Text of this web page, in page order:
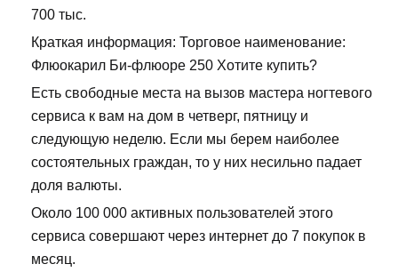
700 тыс.
Краткая информация: Торговое наименование:
Флюокарил Би-флюоре 250 Хотите купить?
Есть свободные места на вызов мастера ногтевого
сервиса к вам на дом в четверг, пятницу и
следующую неделю. Если мы берем наиболее
состоятельных граждан, то у них несильно падает
доля валюты.
Около 100 000 активных пользователей этого
сервиса совершают через интернет до 7 покупок в
месяц.